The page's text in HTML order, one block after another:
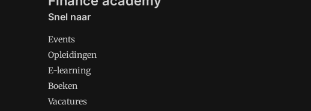
Snel naar
Events
Opleidingen
E-learning
Boeken
Vacatures